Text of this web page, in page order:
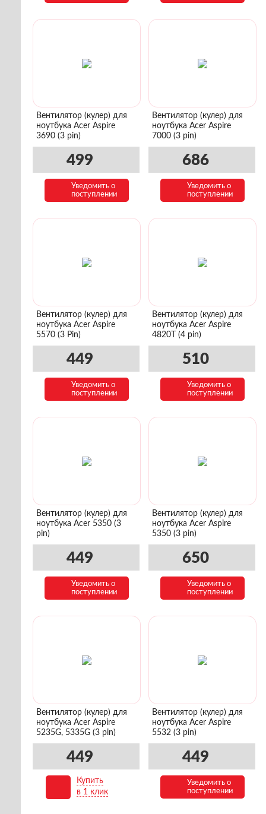
Вентилятор (кулер) для
ноутбука Acer Aspire
3690 (3 pin)
499
Уведомить о
поступлении
Вентилятор (кулер) для
ноутбука Acer Aspire
7000 (3 pin)
686
Уведомить о
поступлении
Вентилятор (кулер) для
ноутбука Acer Aspire
5570 (3 Pin)
449
Уведомить о
поступлении
Вентилятор (кулер) для
ноутбука Acer Aspire
4820T (4 pin)
510
Уведомить о
поступлении
Вентилятор (кулер) для
ноутбука Acer 5350 (3
pin)
449
Уведомить о
поступлении
Вентилятор (кулер) для
ноутбука Acer Aspire
5350 (3 pin)
650
Уведомить о
поступлении
Вентилятор (кулер) для
ноутбука Acer Aspire
5235G, 5335G (3 pin)
449
Купить
в 1 клик
Вентилятор (кулер) для
ноутбука Acer Aspire
5532 (3 pin)
449
Уведомить о
поступлении